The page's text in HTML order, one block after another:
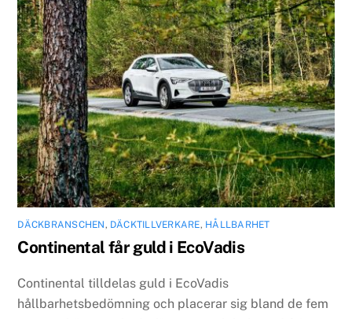
DÄCKBRANSCHEN , DÄCKTILLVERKARE, HÅLLBARHET
Continental får guld i EcoVadis
Continental tilldelas guld i EcoVadis
hållbarhetsbedömning och placerar sig bland de fem